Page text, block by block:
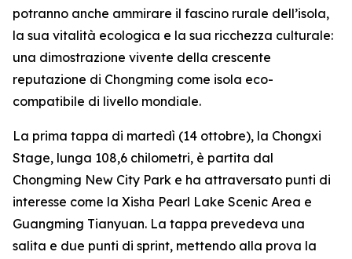
potranno anche ammirare il fascino rurale dell’isola,
la sua vitalità ecologica e la sua ricchezza culturale:
una dimostrazione vivente della crescente
reputazione di Chongming come isola eco-
compatibile di livello mondiale.
La prima tappa di martedì (14 ottobre), la Chongxi
Stage, lunga 108,6 chilometri, è partita dal
Chongming New City Park e ha attraversato punti di
interesse come la Xisha Pearl Lake Scenic Area e
Guangming Tianyuan. La tappa prevedeva una
salita e due punti di sprint, mettendo alla prova la